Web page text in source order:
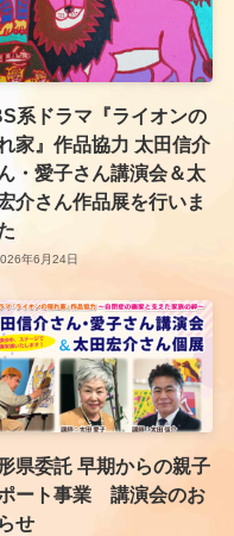
系ドラマ『ライオンの
家』作品協力 太田信介
・愛子さん講演会＆太
介さん作品展を行いま
年6月24日
県委託 早期からの親子
ート事業 講演会のお
せ